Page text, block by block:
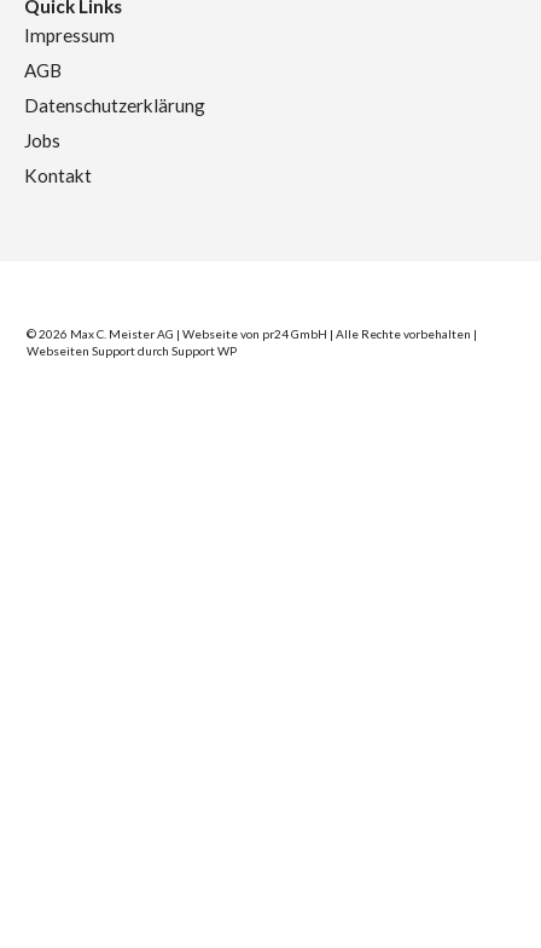
Quick Links
Impressum
AGB
Datenschutzerklärung
Jobs
Kontakt
© 2026 Max C. Meister AG | Webseite von pr24 GmbH | Alle Rechte vorbehalten |
Webseiten Support durchSupport WP